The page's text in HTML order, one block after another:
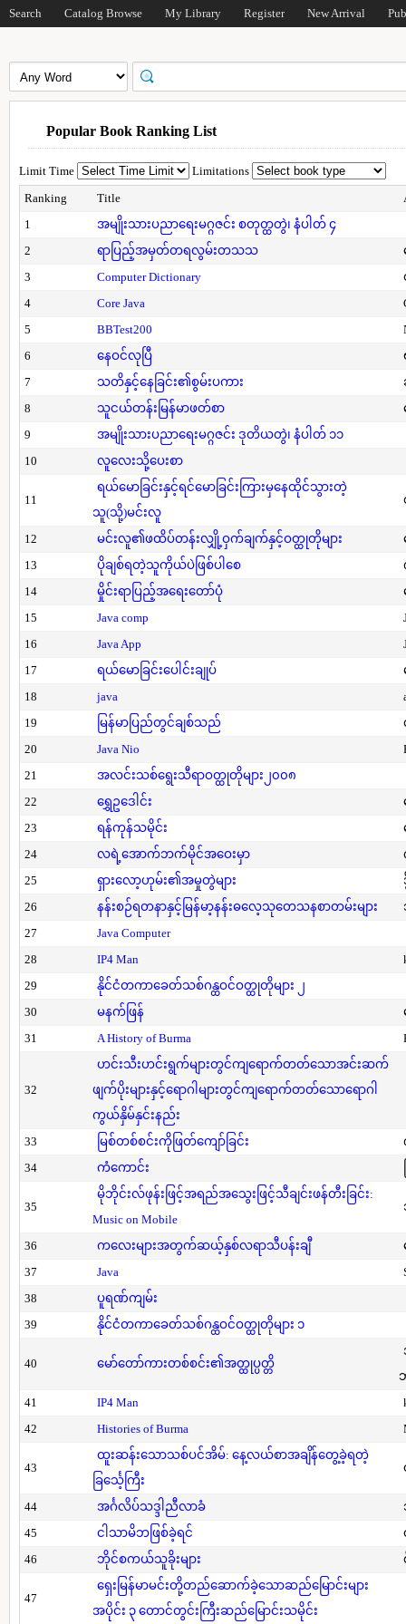
Search Catalog Browse My Library Register New Arrival
Popular Book Ranking List
Limit Time
Limitations
Ranking
Title
1
အမျိုးသားပညာရေးမဂ္ဂဇင်း စတုတ္ထတွဲ၊ နံပါတ် ၄
2
ရာပြည့်အမှတ်တရလွမ်းတသသ
3
Computer Dictionary
4
Core Java
5
BBTest200
6
နေဝင်လုပြီ
7
သတိနှင့်နေခြင်း၏စွမ်းပကား
8
သူငယ်တန်းမြန်မာဖတ်စာ
9
အမျိုးသားပညာရေးမဂ္ဂဇင်း ဒုတိယတွဲ၊ နံပါတ် ၁၁
10
လူလေးသို့ပေးစာ
11
ရယ်မောခြင်းနှင့်ရင်မောခြင်းကြားမှနေထိုင်သွားတဲ့
သူ(သို့)မင်းလူ
12 မင်းလူ၏ဖထိပ်တန်းလျှို့ဝှက်ချက်နှင့်ဝတ္ထုတိုများ
13
ပိုချစ်ရတဲ့သူကိုယ်ပဲဖြစ်ပါစေ
14
မှိုင်းရာပြည့်အရေးတော်ပုံ
15
Java comp
16
Java App
17
ရယ်မောခြင်းပေါင်းချုပ်
18
java
19
မြန်မာပြည်တွင်ချစ်သည်
20
Java Nio
21
အလင်းသစ်ရွေးသီရာဝတ္ထုတိုများ၂၀၀၈
22
ရွှေဥဒေါင်း
23
ရန်ကုန်သမိုင်း
24
လရဲ့အောက်ဘက်မိုင်အဝေးမှာ
25
ရှားလော့ဟုမ်း၏အမှုတွဲများ
26
နန်းစဉ်ရတနာနှင့်မြန်မာ့နန်းဓလေ့သုတေသနစာတမ်းများ
27
Java Computer
28
IP4 Man
29
နိုင်ငံတကာခေတ်သစ်ဂန္ထဝင်ဝတ္ထုတိုများ ၂
30
မနက်ဖြန်
31
A History of Burma
32
ဟင်းသီးဟင်းရွက်များတွင်ကျရောက်တတ်သောအင်းဆက်
ဖျက်ပိုးများနှင့်ရောဂါများတွင်ကျရောက်တတ်သောရောဂါ
ကွယ်နှိမ်နှင်းနည်း
33
မြစ်တစ်စင်းကိုဖြတ်ကျော်ခြင်း
34
ကံကောင်း
35
မိုဘိုင်းလ်ဖုန်းဖြင့်အရည်အသွေးဖြင့်သီချင်းဖန်တီးခြင်း:
Music on Mobile
36 ကလေးများအတွက်ဆယ့်နှစ်လရာသီပန်းချီ
37
Java
38
ပူရဏ်ကျမ်း
39
နိုင်ငံတကာခေတ်သစ်ဂန္ထဝင်ဝတ္ထုတိုများ ၁
40 မော်တော်ကားတစ်စင်း၏အတ္ထုပ္ပတ္တိ
41
IP4 Man
42
Histories of Burma
43
ထူးဆန်းသောသစ်ပင်အိမ်: နေ့လယ်စာအချိန်တွေ့ခဲ့ရတဲ့
ခြင်္သေ့ကြီး
44 အင်္ဂလိပ်သဒ္ဒါညီလာခံ
45
ငါသာမိဘဖြစ်ခဲ့ရင်
46
ဘိုင်စကယ်သူခိုးများ
47
ရှေးမြန်မာမင်းတို့တည်ဆောက်ခဲ့သောဆည်မြောင်းများ
အပိုင်း ၃ တောင်တွင်းကြီးဆည်မြောင်းသမိုင်း